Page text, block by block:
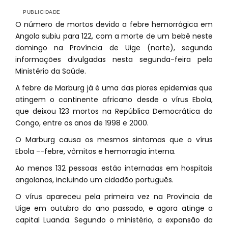
O número de mortos devido a febre hemorrágica em
Angola subiu para 122, com a morte de um bebê neste
domingo na Província de Uige (norte), segundo
informações divulgadas nesta segunda-feira pelo
Ministério da Saúde.
A febre de Marburg já é uma das piores epidemias que
atingem o continente africano desde o vírus Ebola,
que deixou 123 mortos na República Democrática do
Congo, entre os anos de 1998 e 2000.
O Marburg causa os mesmos sintomas que o vírus
Ebola --febre, vômitos e hemorragia interna.
Ao menos 132 pessoas estão internadas em hospitais
angolanos, incluindo um cidadão português.
O vírus apareceu pela primeira vez na Província de
Uige em outubro do ano passado, e agora atinge a
capital Luanda. Segundo o ministério, a expansão da